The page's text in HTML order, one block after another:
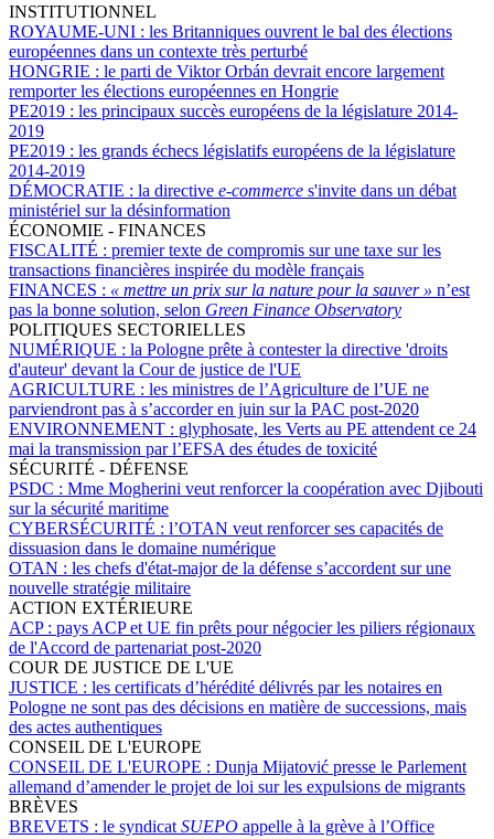
INSTITUTIONNEL
ROYAUME-UNI : les Britanniques ouvrent le bal des élections
européennes dans un contexte très perturbé
HONGRIE : le parti de Viktor Orbán devrait encore largement
remporter les élections européennes en Hongrie
PE2019 : les principaux succès européens de la législature 2014-
2019
PE2019 : les grands échecs législatifs européens de la législature
2014-2019
DÉMOCRATIE : la directive e-commerce s'invite dans un débat
ministériel sur la désinformation
ÉCONOMIE - FINANCES
FISCALITÉ : premier texte de compromis sur une taxe sur les
transactions financières inspirée du modèle français
FINANCES : « mettre un prix sur la nature pour la sauver » n’est
pas la bonne solution, selon Green Finance Observatory
POLITIQUES SECTORIELLES
NUMÉRIQUE : la Pologne prête à contester la directive 'droits
d'auteur' devant la Cour de justice de l'UE
AGRICULTURE : les ministres de l’Agriculture de l’UE ne
parviendront pas à s’accorder en juin sur la PAC post-2020
ENVIRONNEMENT : glyphosate, les Verts au PE attendent ce 24
mai la transmission par l’EFSA des études de toxicité
SÉCURITÉ - DÉFENSE
PSDC : Mme Mogherini veut renforcer la coopération avec Djibouti
sur la sécurité maritime
CYBERSÉCURITÉ : l’OTAN veut renforcer ses capacités de
dissuasion dans le domaine numérique
OTAN : les chefs d'état-major de la défense s’accordent sur une
nouvelle stratégie militaire
ACTION EXTÉRIEURE
ACP : pays ACP et UE fin prêts pour négocier les piliers régionaux
de l'Accord de partenariat post-2020
COUR DE JUSTICE DE L'UE
JUSTICE : les certificats d’hérédité délivrés par les notaires en
Pologne ne sont pas des décisions en matière de successions, mais
des actes authentiques
CONSEIL DE L'EUROPE
CONSEIL DE L'EUROPE : Dunja Mijatović presse le Parlement
allemand d’amender le projet de loi sur les expulsions de migrants
BRÈVES
BREVETS : le syndicat SUEPO appelle à la grève à l’Office